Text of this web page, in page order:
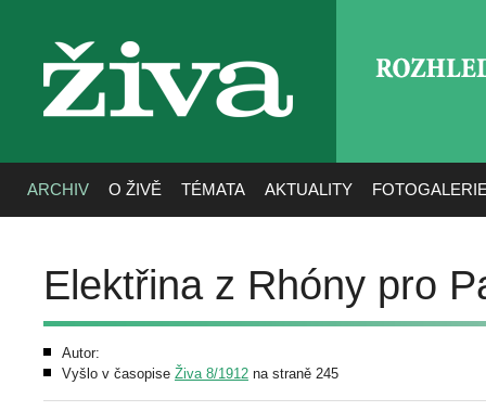
živa
ARCHIV O ŽIVĚ TÉMATA AKTUALITY
Elektřina z Rhóny pro
Autor:
Vyšlo v časopise Živa 8/1912 na straně 245